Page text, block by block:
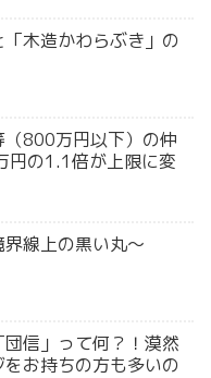
「木造かわらぶき」の
（800万円以下）の仲
円の1.1倍が上限に変
線上の黒い丸～
信」って何？！漠然
お持ちの方も多いの